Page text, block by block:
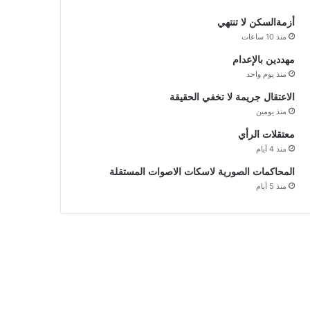
أزمةالسكن لا تنتهي
منذ 10 ساعات
مهددين بالإعدام
منذ يوم واحد
الاعتقال جريمة لا تخفي الحقيقة
منذ يومين
معتقلات الرأي
منذ 4 أيام
المحاكمات الصورية لاسكات الاصوات المستقلة
منذ 5 أيام